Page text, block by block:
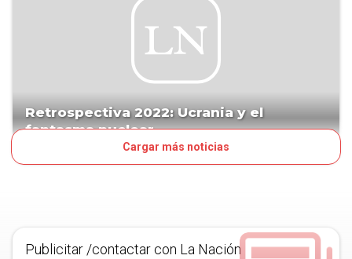
Retrospectiva 2022: Ucrania y el
fantasma nuclear
Cargar más noticias
Publicitar /contactar con La Nación